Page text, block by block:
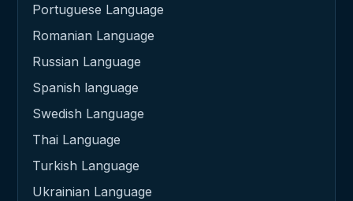
Portuguese Language
Romanian Language
Russian Language
Spanish language
Swedish Language
Thai Language
Turkish Language
Ukrainian Language